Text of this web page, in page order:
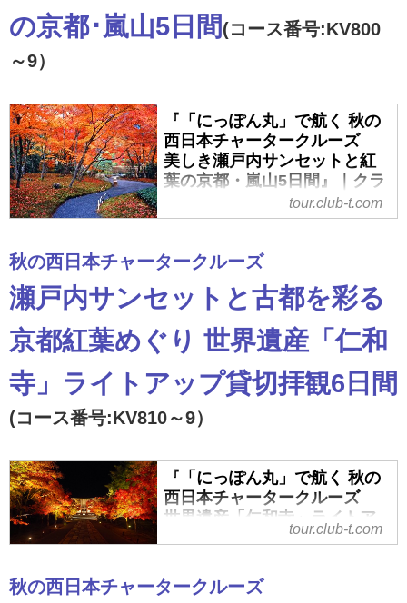
の京都･嵐山5日間 (コース番号:KV800
～9）
『「にっぽん丸」で航く 秋の
西日本チャータークルーズ
美しき瀬戸内サンセットと紅
葉の京都・嵐山5日間』｜クラ
本チャータークルーズ 美しき瀬
戸内サンセットと紅葉の京都・嵐
山5日間』の紹介をしています。ツ
アー・旅行のお申込ならクラブツ
ーリズム。
tour.club-t.com
秋の西日本チャータークルーズ
瀬戸内サンセットと古都を彩る
京都紅葉めぐり 世界遺産「仁和
寺」ライトアップ貸切拝観6日間
(コース番号:KV810～9）
『「にっぽん丸」で航く 秋の
西日本チャータークルーズ
世界遺産「仁和寺」ライトア
ップ貸切拝観6日間』｜クラブ
『「にっぽん丸」で航く 秋の西日
tour.club-t.com
秋の西日本チャータークルーズ